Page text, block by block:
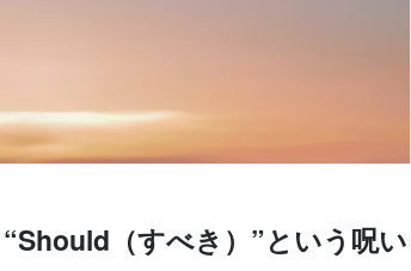
（すべき）”という呪い